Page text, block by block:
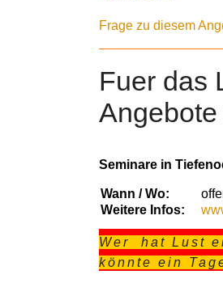
Frage zu diesem
Fuer das
Seminare in
Wann / Wo:
Weitere Infos:
Wer hat Lust
könnte ein